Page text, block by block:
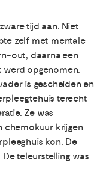
tijd aan. Niet
zelf met mentale
out, daarna een
werd opgenomen.
is gescheiden en
terecht
Ze was
chemokuur krijgen
kon. De
teleurstelling was